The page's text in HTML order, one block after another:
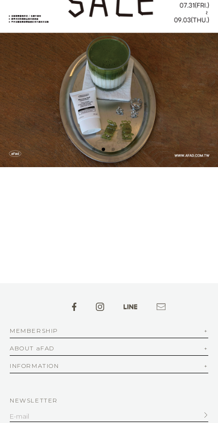
MEMBERSHIP
ABOUT aFAD
INFORMATION
NEWSLETTER